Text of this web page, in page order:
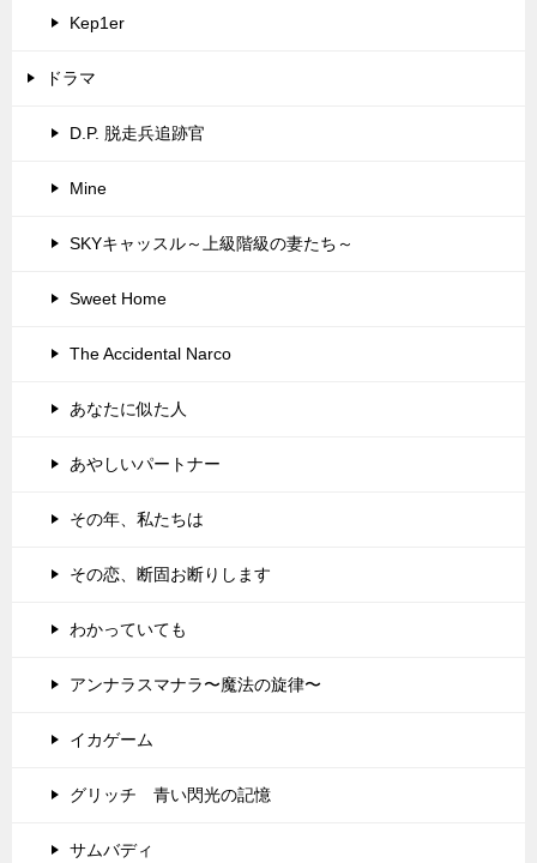
Kep1er
ドラマ
D.P. 脱走兵追跡官
Mine
SKYキャッスル～上級階級の妻たち～
Sweet Home
The Accidental Narco
あなたに似た人
あやしいパートナー
その年、私たちは
その恋、断固お断りします
わかっていても
アンナラスマナラ〜魔法の旋律〜
イカゲーム
グリッチ 青い閃光の記憶
サムバディ